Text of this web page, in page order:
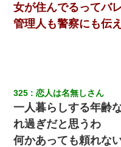
女が住んでるってバ
管理人も警察にも伝
325 恋人は名無しさん
一人暮らしする年齢
れ過ぎだと思うわ
何かあっても頼れな